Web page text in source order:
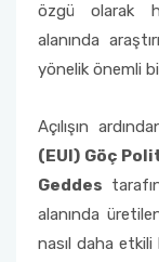
özgü olarak
alanında
yönelik önemli
Açılışın
(EUI) Göç
Geddes
alanında
nasıl daha etkili